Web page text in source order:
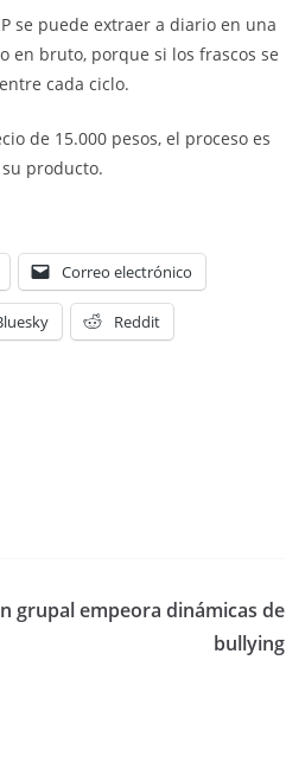
se puede extraer a diario en una
en bruto, porque si los frascos se
cada ciclo.
de 15.000 pesos, el proceso es
producto.
Correo electrónico
Reddit
grupal empeora dinámicas de
bullying